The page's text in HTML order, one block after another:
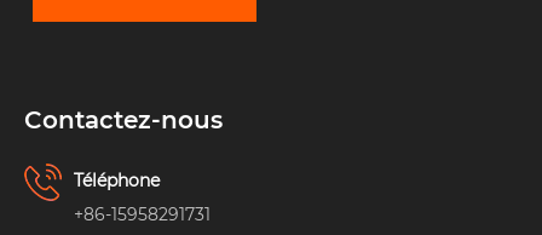
Contactez-nous
Téléphone
+86-15958291731